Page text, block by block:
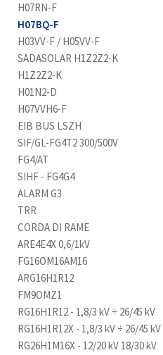
H07RN-F
H07BQ-F
H03VV-F / H05VV-F
SADASOLAR H1Z2Z2-K
H1Z2Z2-K
H01N2-D
H07VVH6-F
EIB BUS LSZH
SIF/GL-FG4T2 300/500V
FG4/AT
SIHF - FG4G4
ALARM G3
TRR
CORDA DI RAME
ARE4E4X 0,6/1kV
FG16OM16AM16
ARG16H1R12
FM9OMZ1
RG16H1R12 - 1,8/3 kV ÷ 26/45 kV
RG16H1R12X - 1,8/3 kV ÷ 26/45 kV
RG26H1M16X - 12/20 kV 18/30 kV